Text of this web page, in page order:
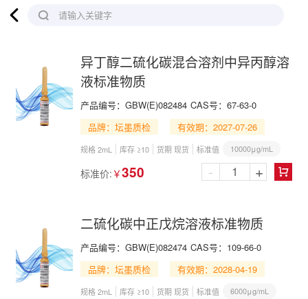
 请输入关键字
异丁醇二硫化碳混合溶剂中异丙醇溶
液标准物质
产品编号： GBW(E)082484 CAS号： 67-63-0
品牌：坛墨质检
有效期：2027-07-26
规格 2mL 库存 ≥10 货期 现货 标准值 10000μg/mL
标准价: ￥350 
- +
二硫化碳中正戊烷溶液标准物质
产品编号： GBW(E)082474 CAS号： 109-66-0
品牌：坛墨质检
有效期：2028-04-19
规格 2mL 库存 ≥10 货期 现货 标准值 6000μg/mL